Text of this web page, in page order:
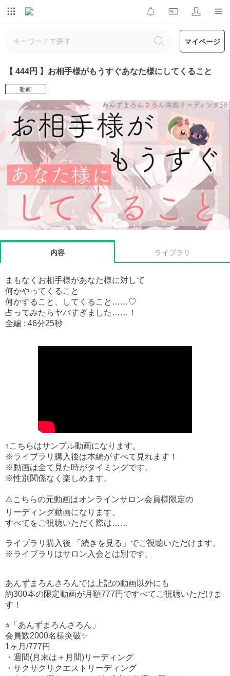
マイページ
【 444円 】お相手様がもうすぐあなた様にしてくること
動画
内容 ライブラリ
まもなくお相手様があなた様に対して
何かやってくること
何かすること、してくること……♡
占ってみたらヤバすぎました……！
全編 : 46分25秒
↑こちらはサンプル動画になります。
※ライブラリ購入後は本編がすべて見れます！
※動画は全て見た時がタイミングです。
※性別関係なく楽しめます。
⚠️こちらの元動画はオンラインサロン会員様限定の
リーディング動画になります。
すべてをご視聴いただく際は……
ライブラリ購入後 「続きを見る」でご視聴いただけます。
※ライブラリはサロン入会とは別です。
あんずまろんさろんでは上記の動画以外にも
約300本の限定動画が月額777円ですべてご視聴いただけま
す！
⭐︎「あんずまろんさろん」
会員数2000名様突破✨
1ヶ月/777円
・週間(月末は＋月間)リーディング
・サクサクリクエストリーディング